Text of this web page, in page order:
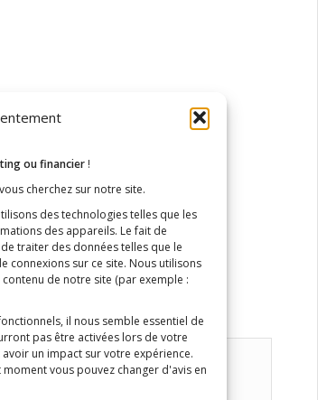
ou financier !
cherchez sur notre site.
des technologies telles que les
des appareils. Le fait de
traiter des données telles que le
connexions sur ce site. Nous utilisons
de notre site (par exemple :
il nous semble essentiel de
pas être activées lors de votre
un impact sur votre expérience.
vous pouvez changer d'avis en